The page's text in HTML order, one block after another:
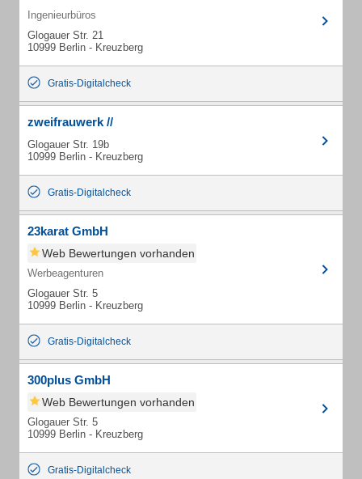
Ingenieurbüros
Glogauer Str. 21
10999 Berlin - Kreuzberg
Gratis-Digitalcheck
zweifrauwerk //
Glogauer Str. 19b
10999 Berlin - Kreuzberg
Gratis-Digitalcheck
23karat GmbH
Web Bewertungen vorhanden
Werbeagenturen
Glogauer Str. 5
10999 Berlin - Kreuzberg
Gratis-Digitalcheck
300plus GmbH
Web Bewertungen vorhanden
Glogauer Str. 5
10999 Berlin - Kreuzberg
Gratis-Digitalcheck